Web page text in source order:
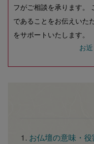
フがご相談を承ります。
であることをお伝えいた
をサポートいたします。
お
お仏壇の意味・役